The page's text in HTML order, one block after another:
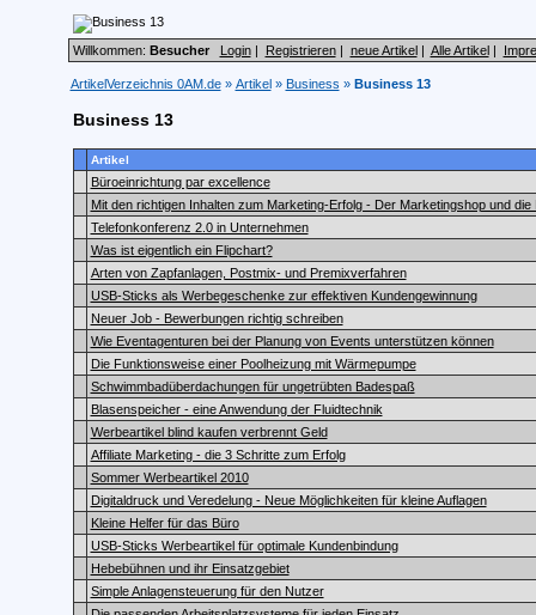
Willkommen: Besucher Login| Registrieren| neue Artikel| Alle Artikel|
ArtikelVerzeichnis 0AM.de» Artikel» Business » Business 13
Business 13
Artikel
Büroeinrichtung par excellence
Mit den richtigen Inhalten zum Marketing-Erfolg - Der Marketingshop und die
Telefonkonferenz 2.0 in Unternehmen
Was ist eigentlich ein Flipchart?
Arten von Zapfanlagen, Postmix- und Premixverfahren
USB-Sticks als Werbegeschenke zur effektiven Kundengewinnung
Neuer Job - Bewerbungen richtig schreiben
Wie Eventagenturen bei der Planung von Events unterstützen können
Die Funktionsweise einer Poolheizung mit Wärmepumpe
Schwimmbadüberdachungen für ungetrübten Badespaß
Blasenspeicher - eine Anwendung der Fluidtechnik
Werbeartikel blind kaufen verbrennt Geld
Affiliate Marketing - die 3 Schritte zum Erfolg
Sommer Werbeartikel 2010
Digitaldruck und Veredelung - Neue Möglichkeiten für kleine Auflagen
Kleine Helfer für das Büro
USB-Sticks Werbeartikel für optimale Kundenbindung
Hebebühnen und ihr Einsatzgebiet
Simple Anlagensteuerung für den Nutzer